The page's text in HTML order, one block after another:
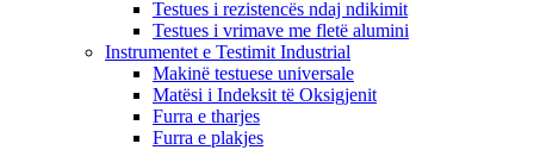
Testues i rezistencës ndaj ndikimit
Testues i vrimave me fletë alumini
Instrumentet e Testimit Industrial
Makinë testuese universale
Matësi i Indeksit të Oksigjenit
Furra e tharjes
Furra e plakjes